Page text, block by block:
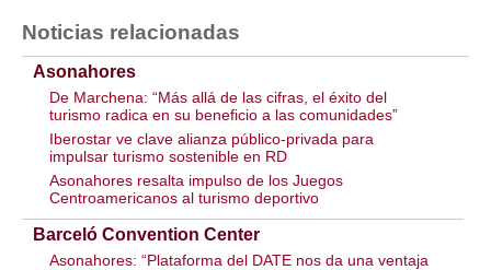
Noticias relacionadas
Asonahores
De Marchena: “Más allá de las cifras, el éxito del
turismo radica en su beneficio a las comunidades”
Iberostar ve clave alianza público-privada para
impulsar turismo sostenible en RD
Asonahores resalta impulso de los Juegos
Centroamericanos al turismo deportivo
Barceló Convention Center
Asonahores: “Plataforma del DATE nos da una ventaja